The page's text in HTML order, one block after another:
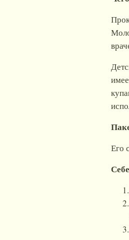
Его